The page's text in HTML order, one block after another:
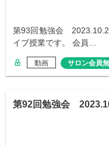
第93回勉強会
イブ授業です。 会員…
動画 サロン会員
第92回勉強会